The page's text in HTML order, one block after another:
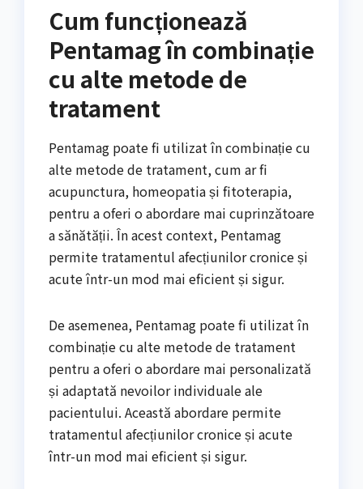
Cum funcționează
Pentamag în combinație
cu alte metode de
tratament
Pentamag poate fi utilizat în combinație cu
alte metode de tratament, cum ar fi
acupunctura, homeopatia și fitoterapia,
pentru a oferi o abordare mai cuprinzătoare
a sănătății. În acest context, Pentamag
permite tratamentul afecțiunilor cronice și
acute într-un mod mai eficient și sigur.
De asemenea, Pentamag poate fi utilizat în
combinație cu alte metode de tratament
pentru a oferi o abordare mai personalizată
și adaptată nevoilor individuale ale
pacientului. Această abordare permite
tratamentul afecțiunilor cronice și acute
într-un mod mai eficient și sigur.